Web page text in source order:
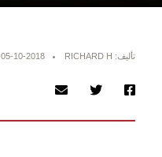
تأليف: RICHARD H 05-10-2018